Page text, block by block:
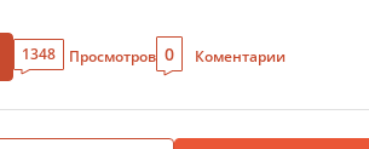
1348 Просмотров 0 Коментарии